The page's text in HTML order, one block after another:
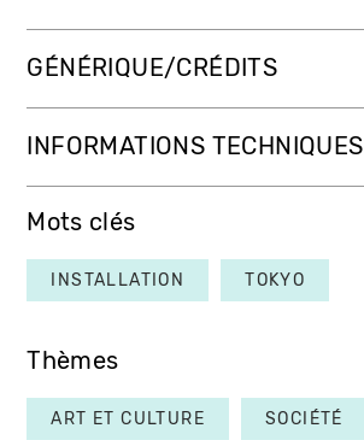
GÉNÉRIQUE/CRÉDITS
INFORMATIONS TECHNIQUES
Mots clés
INSTALLATION TOKYO
Thèmes
ART ET CULTURE SOCIÉTÉ